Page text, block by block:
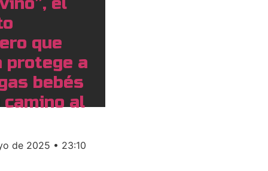
que
protege a
bebés
camino al
de 2025 23:10